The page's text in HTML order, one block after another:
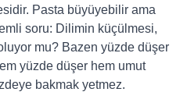
Pasta büyüyebilir ama
soru: Dilimin küçülmesi,
mu? Bazen yüzde düşer
yüzde düşer hem umut
bakmak yetmez.